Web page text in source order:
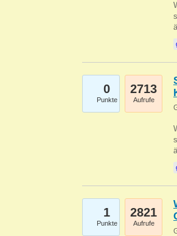
0
Punkte
2713
Aufrufe
1
Punkte
2821
Aufrufe